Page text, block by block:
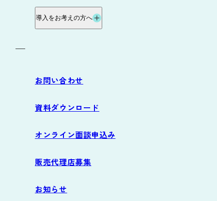
料金試算
導入をお考えの方へ
サポート
よくあるご質問
動作環境
お問い合わせ
資料ダウンロード
オンライン面談申込み
販売代理店募集
お知らせ